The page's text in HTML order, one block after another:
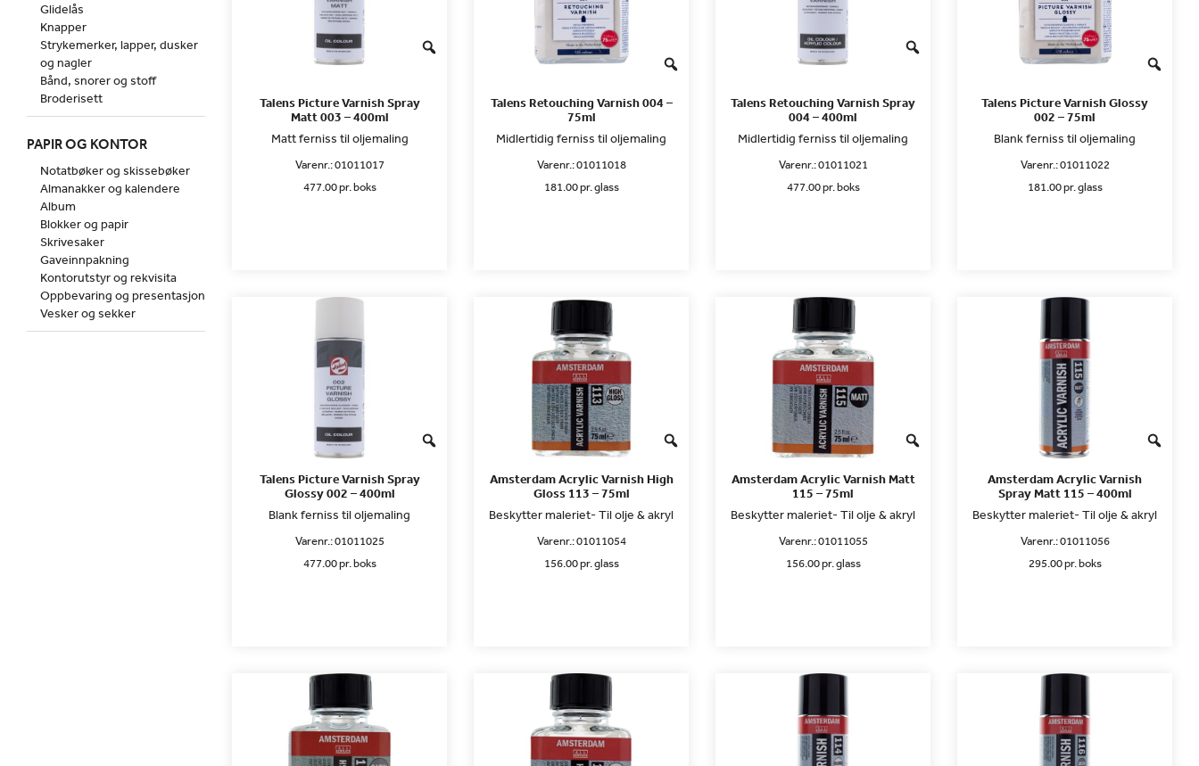
Talens Picture Varnish Spray
Matt 003 – 400ml
Matt ferniss til oljemaling
Varenr.:01011017
477.00 pr. boks
Talens Retouching Varnish 004 –
75ml
Midlertidig ferniss til oljemaling
Varenr.:01011018
181.00 pr. glass
Talens Retouching Varnish Spray
004 – 400ml
Midlertidig ferniss til oljemaling
Varenr.:01011021
477.00 pr. boks
Talens Picture Varnish Glossy
002 – 75ml
Blank ferniss til oljemaling
Varenr.:01011022
181.00 pr. glass
Talens Picture Varnish Spray
Glossy 002 – 400ml
Blank ferniss til oljemaling
Varenr.:01011025
477.00 pr. boks
Amsterdam Acrylic Varnish High
Gloss 113 – 75ml
Beskytter maleriet- Til olje & akryl
Varenr.:01011054
156.00 pr. glass
Amsterdam Acrylic Varnish Matt
115 – 75ml
Beskytter maleriet- Til olje & akryl
Varenr.:01011055
156.00 pr. glass
Amsterdam Acrylic Varnish
Spray Matt 115 – 400ml
Beskytter maleriet- Til olje & akryl
Varenr.:01011056
295.00 pr. boks
Glidelås
Knapper
Strykemerker, lapper, dusker
og nagler
Bånd, snorer og stoff
Broderisett
PAPIR OG KONTOR
Notatbøker og skissebøker
Almanakker og kalendere
Album
Blokker og papir
Skrivesaker
Gaveinnpakning
Kontorutstyr og rekvisita
Oppbevaring og presentasjon
Vesker og sekker